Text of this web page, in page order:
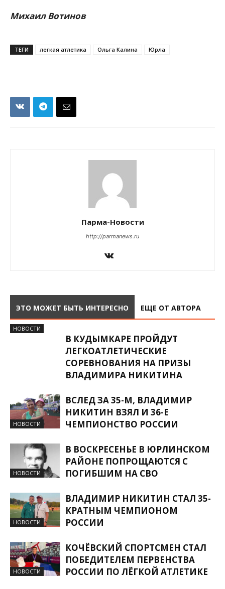
Михаил Вотинов
ТЕГИ легкая атлетика Ольга Калина Юрла
Парма-Новости
http://parmanews.ru
ЭТО МОЖЕТ БЫТЬ ИНТЕРЕСНО ЕЩЕ ОТ АВТОРА
НОВОСТИ
В КУДЫМКАРЕ ПРОЙДУТ
ЛЕГКОАТЛЕТИЧЕСКИЕ
СОРЕВНОВАНИЯ НА ПРИЗЫ
ВЛАДИМИРА НИКИТИНА
НОВОСТИ
ВСЛЕД ЗА 35-М, ВЛАДИМИР
НИКИТИН ВЗЯЛ И 36-Е
ЧЕМПИОНСТВО РОССИИ
НОВОСТИ
В ВОСКРЕСЕНЬЕ В ЮРЛИНСКОМ
РАЙОНЕ ПОПРОЩАЮТСЯ С
ПОГИБШИМ НА СВО
НОВОСТИ
ВЛАДИМИР НИКИТИН СТАЛ 35-
КРАТНЫМ ЧЕМПИОНОМ
РОССИИ
НОВОСТИ
КОЧЁВСКИЙ СПОРТСМЕН СТАЛ
ПОБЕДИТЕЛЕМ ПЕРВЕНСТВА
РОССИИ ПО ЛЁГКОЙ АТЛЕТИКЕ